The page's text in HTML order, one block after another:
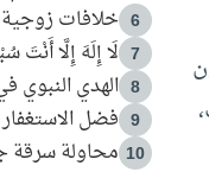
6 خلافات
7 لَا إِلَهَ إِلَّا
8 الهدي النبوي
9 فضل الاستغفار
10 محاولة سرقة